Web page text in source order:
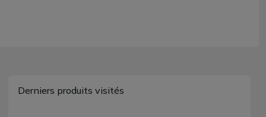
Derniers produits visités